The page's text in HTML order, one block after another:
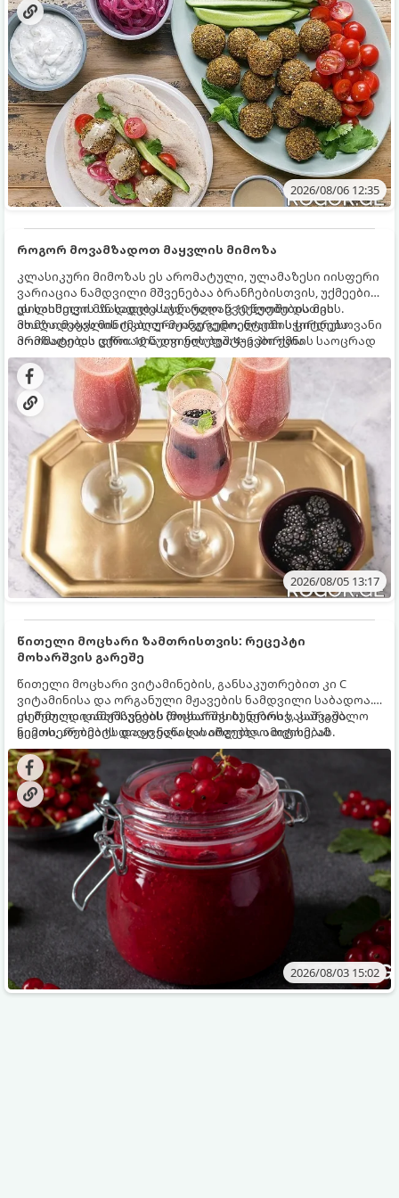
2026/08/06 12:35
როგორ მოვამზადოთ მაყვლის მიმოზა
კლასიკური მიმოზას ეს არომატული, ულამაზესი იისფერი
ვარიაცია ნამდვილი მშვენებაა ბრანჩებისთვის, უქმეების
დილისთვის ან სადღესასწაულო წვეულებებისთვის.
ახალი მაყვლის ტკბილ-მჟავე გემო, ლაიმის ციტრუსოვანი
არომატი და ცქრიალა ღვინის ბუშტუკები ქმნის საოცრად
დახვეწილ და მაგრილებელ კოქტეილს.
ეს სასმელი მზადდება სულ რაღაც 10 წუთში და მის
მომზადებას მინიმალური ინგრედიენტები სჭირდება.
მომზადების დრო: 10 წუთი ულუფა: 4–6 პორცია
2026/08/05 13:17
წითელი მოცხარი ზამთრისთვის: რეცეპტი
მოხარშვის გარეშე
წითელი მოცხარი ვიტამინების, განსაკუთრებით კი C
ვიტამინისა და ორგანული მჟავების ნამდვილი საბადოა.
თერმული დამუშავების (მოხარშვის) დროს სასარგებლო
ნივთიერებების დიდი ნაწილი იშლება. ამიტომ, ამ
კენკრის ზამთრისთვის შესანახად საუკეთესო გზა
„ცოცხალი ჯემის“ მომზადებაა - მოხარშვის გარეშე.
ეს მეთოდი ინარჩუნებს მოცხარის ბუნებრივ, კაშკაშა
გემოს, არომატს და ყველა სასარგებლო თვისებას.
2026/08/03 15:02